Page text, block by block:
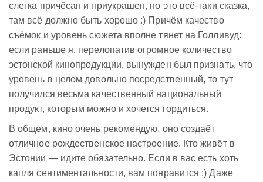
слегка причёсан и приукрашен, но это всё-таки сказка,
там всё должно быть хорошо :) Причём качество
съёмок и уровень сюжета вполне тянет на Голливуд:
если раньше я, перелопатив огромное количество
эстонской кинопродукции, вынужден был признать, что
уровень в целом довольно посредственный, то тут
получился весьма качественный национальный
продукт, которым можно и хочется гордиться.
В общем, кино очень рекомендую, оно создаёт
отличное рождественское настроение. Кто живёт в
Эстонии — идите обязательно. Если в вас есть хоть
капля сентиментальности, вам понравится :) Даже